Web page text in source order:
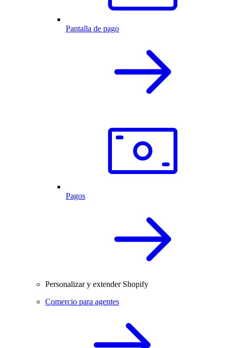
Pantalla de pago
Pagos
Personalizar y extender Shopify
Comercio para agentes